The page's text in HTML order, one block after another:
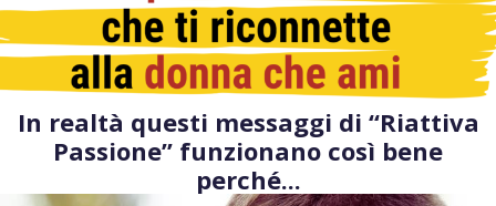
In realtà questi messaggi di “Riattiva
Passione” funzionano così bene
perché...